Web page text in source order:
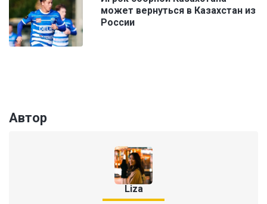
может вернуться в Казахстан из
России
Автор
Liza